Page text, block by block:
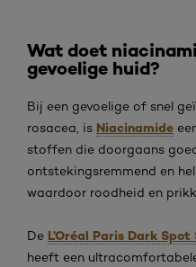
Wat doet
gevoelige huid?
Bij een gevoelige of snel
rosacea, is Niacinamide
stoffen die doorgaans
ontstekingsremmend en
waardoor roodheid en
De L’Oréal Paris Dark
heeft een